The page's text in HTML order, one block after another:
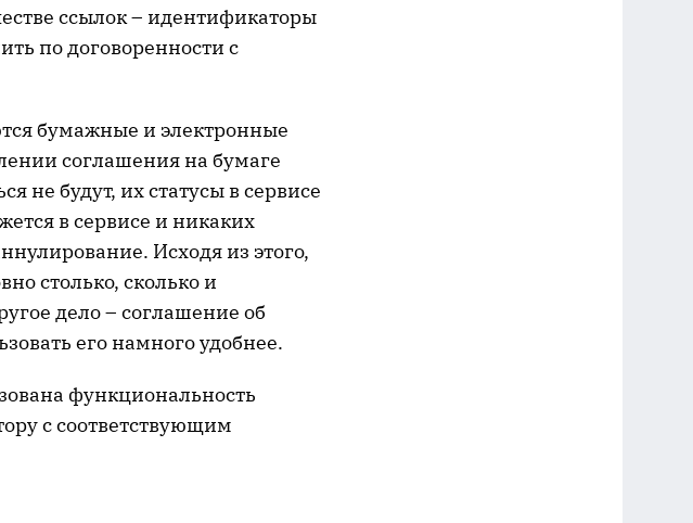
ссылок – идентификаторы
по договоренности с
бумажные и электронные
соглашения на бумаге
не будут, их статусы в сервисе
в сервисе и никаких
Исходя из этого,
столько, сколько и
дело – соглашение об
его намного удобнее.
функциональность
с соответствующим